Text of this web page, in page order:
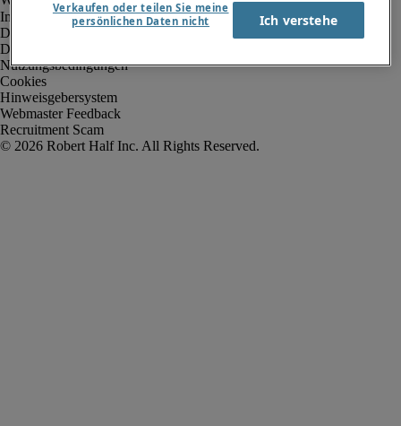
Impressum
Datenschutz
Datenschutz Arbeitnehmer/Zeitarbeitskräfte
Nutzungsbedingungen
Cookies
Hinweisgebersystem
Webmaster Feedback
Recruitment Scam
Verkaufen oder teilen Sie meine
persönlichen Daten nicht
Ich verstehe